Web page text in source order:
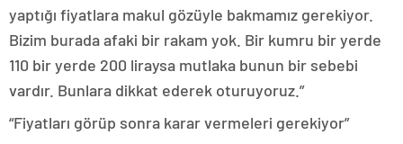
yaptığı fiyatlara makul gözüyle bakmamız gerekiyor.
Bizim burada afaki bir rakam yok. Bir kumru bir yerde
110 bir yerde 200 liraysa mutlaka bunun bir sebebi
vardır. Bunlara dikkat ederek oturuyoruz.”
“Fiyatları görüp sonra karar vermeleri gerekiyor”